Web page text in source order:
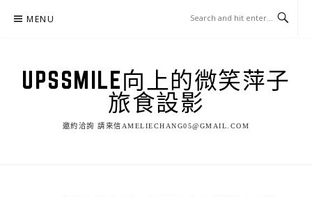
MENU
UPSSMILE向上的微笑萍子
旅食設影
邀約洽詢 請來信AMELIECHANG05@GMAIL.COM